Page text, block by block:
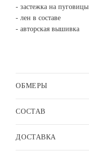
- застежка на пуговицы
- лен в составе
- авторская вышивка
ОБМЕРЫ
СОСТАВ
ДОСТАВКА